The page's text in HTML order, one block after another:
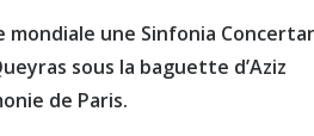
mondiale une Sinfonia
sous la baguette d’Aziz
de Paris.